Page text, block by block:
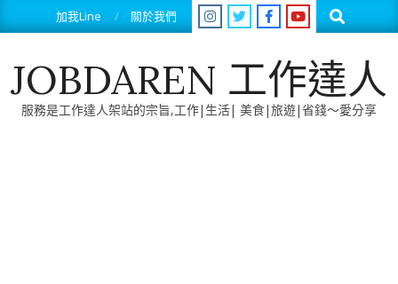
to
加我Line 關於我們 Search
JOBDAREN 工作達人
服務是工作達人架站的宗旨,工作|生活| 美食|旅遊|省錢～愛分享